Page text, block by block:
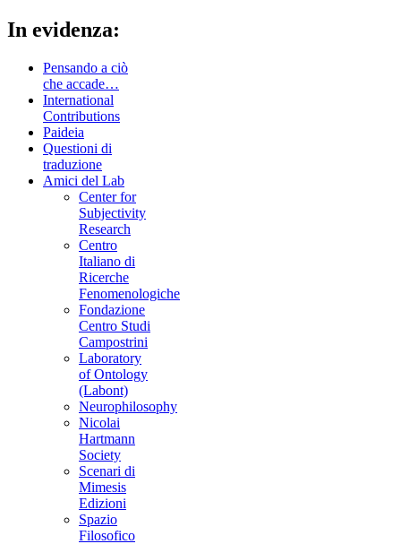
In evidenza:
Pensando a ciò
che accade…
International
Contributions
Paideia
Questioni di
traduzione
Amici del Lab
Center for
Subjectivity
Research
Centro
Italiano di
Ricerche
Fenomenologiche
Fondazione
Centro Studi
Campostrini
Laboratory
of Ontology
(Labont)
Neurophilosophy
Nicolai
Hartmann
Society
Scenari di
Mimesis
Edizioni
Spazio
Filosofico